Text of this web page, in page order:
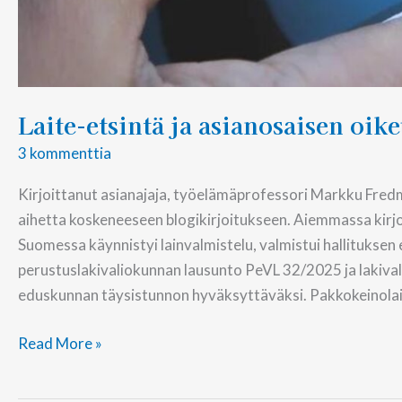
Laite-etsintä ja asianosaisen
3 kommenttia
Kirjoittanut asianajaja, työelämäprofessori Markku
aihetta koskeneeseen blogikirjoitukseen. Aiemmassa
Suomessa käynnistyi lainvalmistelu, valmistui
perustuslakivaliokunnan lausunto PeVL 32/2025 ja
eduskunnan täysistunnon hyväksyttäväksi.
Read More »